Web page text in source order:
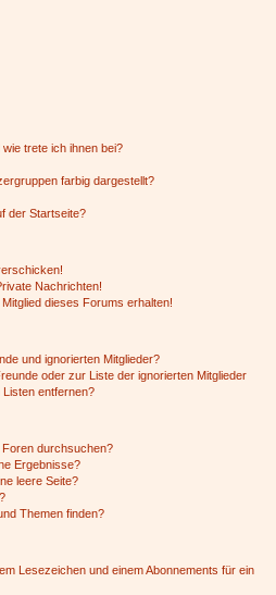
trete ich ihnen bei?
farbig dargestellt?
der Startseite?
Nachrichten!
dieses Forums erhalten!
und ignorierten Mitglieder?
oder zur Liste der ignorierten Mitglieder
entfernen?
durchsuchen?
Ergebnisse?
leere Seite?
Themen finden?
Lesezeichen und einem Abonnements für ein